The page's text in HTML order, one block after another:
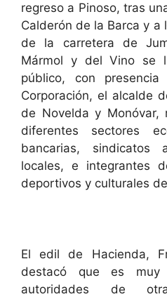
regreso a Pinoso, tras
Calderón de la Barca y a
de la carretera de
Mármol y del Vino se
público, con
Corporación, el alcalde
de Novelda y Monóvar,
diferentes sectores
bancarias, sindicatos
locales, e integrantes
deportivos y culturales
El edil de Hacienda,
destacó que es muy
autoridades de